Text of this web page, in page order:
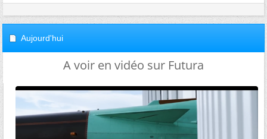
Aujourd'hui
A voir en vidéo sur Futura